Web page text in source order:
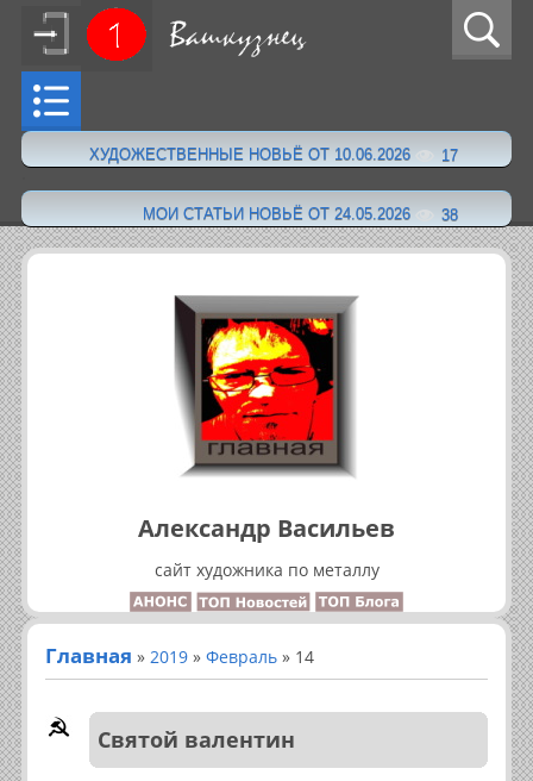
ХУДОЖЕСТВЕННЫЕ НОВЬЁ ОТ 10.06.2026 17
МОИ СТАТЬИ НОВЬЁ ОТ 24.05.2026 38
Александр Васильев
сайт художника по металлу
Главная » 2019 » Февраль » 14
Святой валентин